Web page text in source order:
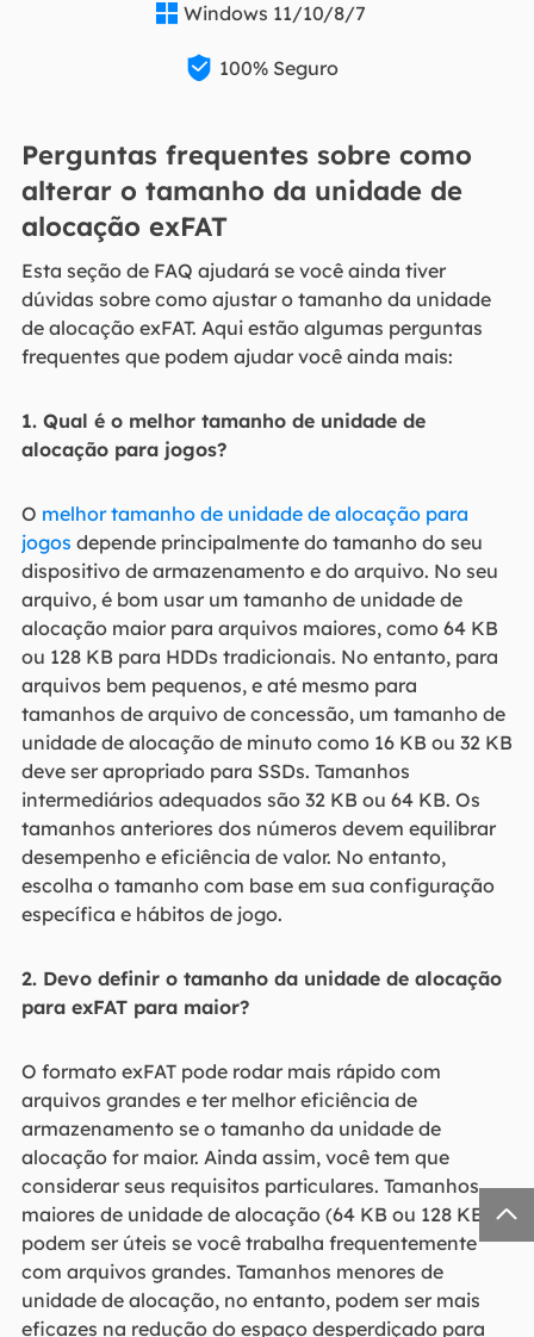
 Windows 11/10/8/7
 100% Seguro
Perguntas frequentes sobre como
alterar o tamanho da unidade de
alocação exFAT
Esta seção de FAQ ajudará se você ainda tiver
dúvidas sobre como ajustar o tamanho da unidade
de alocação exFAT. Aqui estão algumas perguntas
frequentes que podem ajudar você ainda mais:
1. Qual é o melhor tamanho de unidade de
alocação para jogos?
O melhor tamanho de unidade de alocação para
jogos depende principalmente do tamanho do seu
dispositivo de armazenamento e do arquivo. No seu
arquivo, é bom usar um tamanho de unidade de
alocação maior para arquivos maiores, como 64 KB
ou 128 KB para HDDs tradicionais. No entanto, para
arquivos bem pequenos, e até mesmo para
tamanhos de arquivo de concessão, um tamanho de
unidade de alocação de minuto como 16 KB ou 32 KB
deve ser apropriado para SSDs. Tamanhos
intermediários adequados são 32 KB ou 64 KB. Os
tamanhos anteriores dos números devem equilibrar
desempenho e eficiência de valor. No entanto,
escolha o tamanho com base em sua configuração
específica e hábitos de jogo.
2. Devo definir o tamanho da unidade de alocação
para exFAT para maior?
O formato exFAT pode rodar mais rápido com
arquivos grandes e ter melhor eficiência de
armazenamento se o tamanho da unidade de
alocação for maior. Ainda assim, você tem que
considerar seus requisitos particulares. Tamanhos
maiores de unidade de alocação (64 KB ou 128 KB)
podem ser úteis se você trabalha frequentemente
com arquivos grandes. Tamanhos menores de
unidade de alocação, no entanto, podem ser mais
eficazes na redução do espaço desperdiçado para
